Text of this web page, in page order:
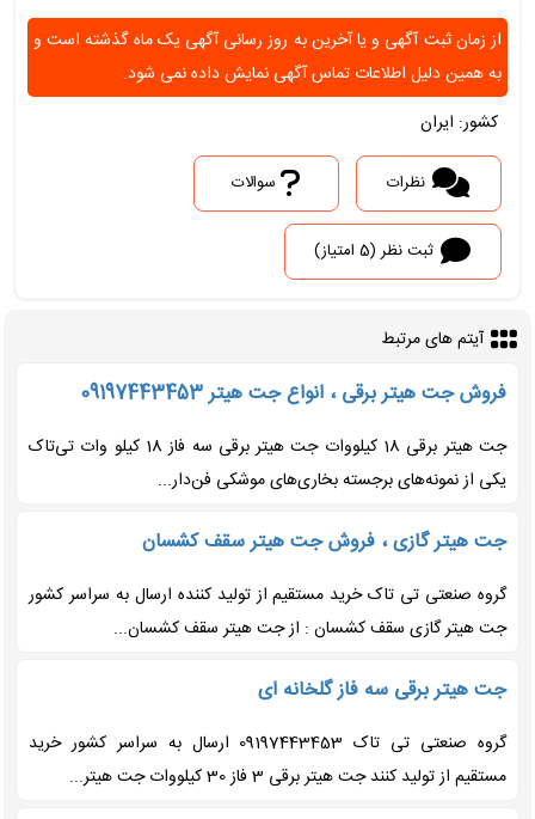
از زمان ثبت آگهی و یا آخرین به روز رسانی آگهی یک ماه گذشته است و
به همین دلیل اطلاعات تماس آگهی نمایش داده نمی شود.
کشور: ایران
نظرات سوالات
ثبت نظر (5 امتیاز)
آیتم های مرتبط
فروش جت هیتر برقی ، انواع جت هیتر 09197443453
جت هیتر برقی 18 کیلووات جت هیتر برقی سه فاز 18 کیلو وات تی‌تاک
یکی از نمونه‌های برجسته بخاری‌های موشکی فن‌دار...
جت هیتر گازی ، فروش جت هیتر سقف کشسان
گروه صنعتی تی تاک خرید مستقیم از تولید کننده ارسال به سراسر کشور
جت هیتر گازی سقف کشسان : از جت هیتر سقف کشسان...
جت هیتر برقی سه فاز گلخانه ای
گروه صنعتی تی تاک 09197443453 ارسال به سراسر کشور خرید
مستقیم از تولید کنند جت هیتر برقی 3 فاز 30 کیلووات جت هیتر...